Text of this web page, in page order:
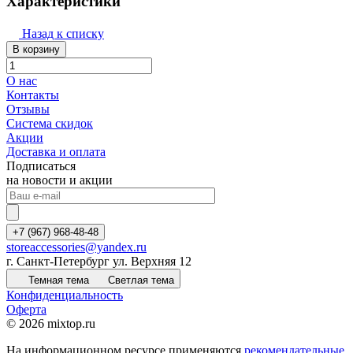
Назад к списку
В корзину
О нас
Контакты
Отзывы
Система скидок
Акции
Доставка и оплата
Подписаться
на новости и акции
+7 (967) 968-48-48
storeaccessories@yandex.ru
г. Санкт-Петербург ул. Верхняя 12
Темная тема Светлая тема
Конфиденциальность
Оферта
© 2026 mixtop.ru